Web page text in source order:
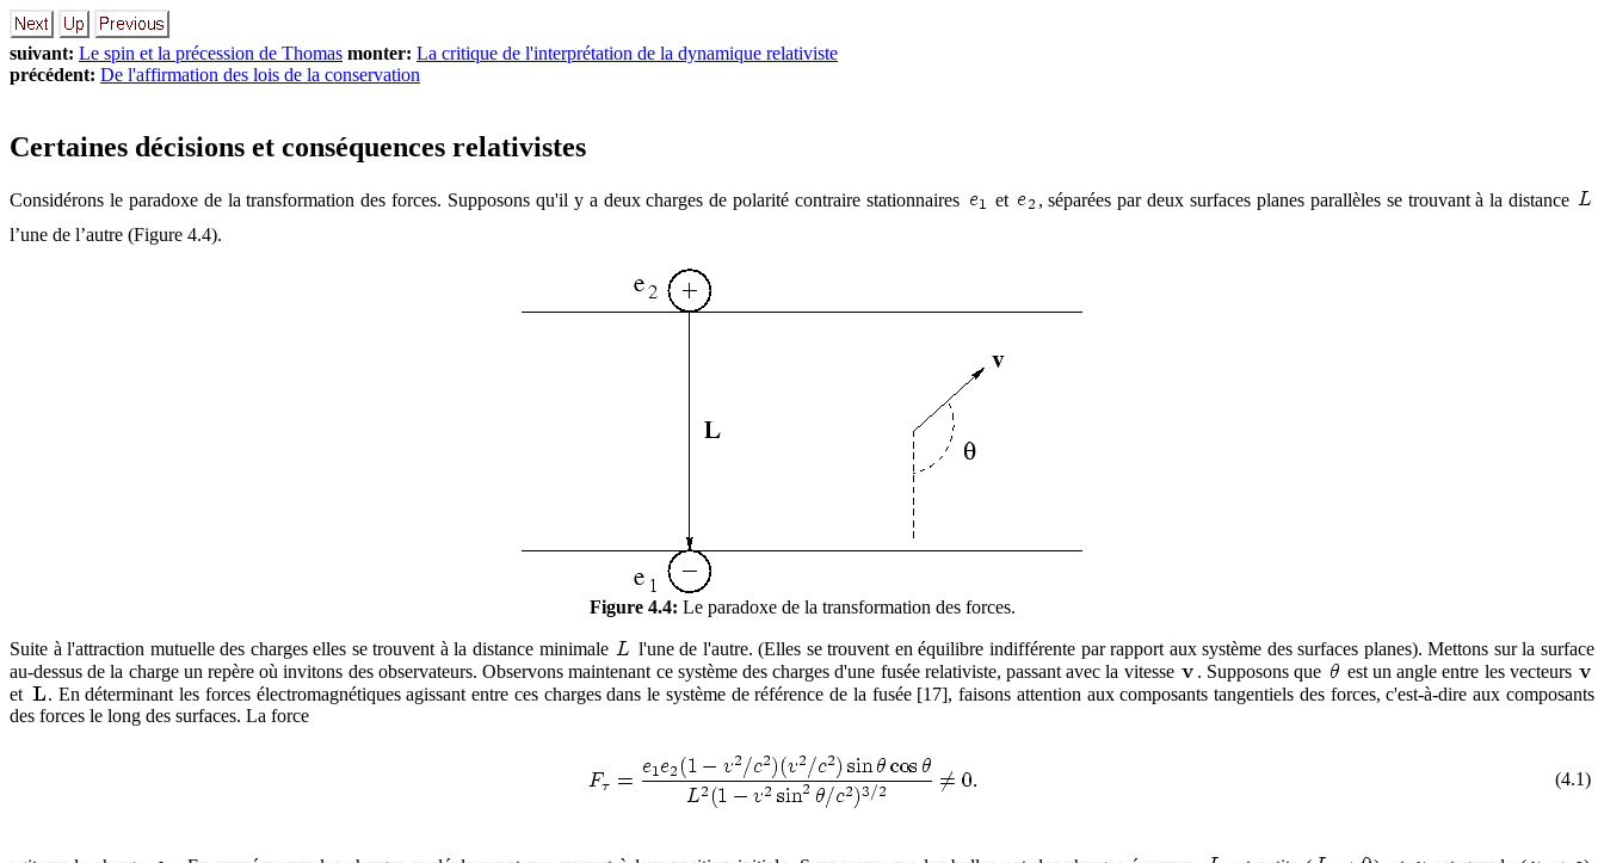
suivant: Le spin et la précession de Thomas monter: La critique de l'interprétation de la dynamique relativiste
précédent: De l'affirmation des lois de la conservation
Certaines décisions et conséquences relativistes
Considérons le paradoxe de la transformation des forces. Supposons qu'il y a deux charges de polarité contraire stationnaires et
, séparées par deux surfaces planes parallèles se trouvant à la distance
l’une de l’autre (Figure 4.4).
Figure 4.4: Le paradoxe de la transformation des forces.
Suite à l'attraction mutuelle des charges elles se trouvent à la distance minimale
l'une de l'autre. (Elles se trouvent en équilibre indifférente par rapport aux système des surfaces planes). Mettons sur la surface
au-dessus de la charge un repère où invitons des observateurs. Observons maintenant ce système des charges d'une fusée relativiste, passant avec la vitesse
. Supposons que
est un angle entre les vecteurs
et
. En déterminant les forces électromagnétiques agissant entre ces charges dans le système de référence de la fusée [17], faisons attention aux composants tangentiels des forces, c'est-à-dire aux composants
des forces le long des surfaces. La force
(4.1)